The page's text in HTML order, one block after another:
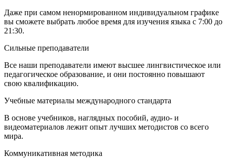
Даже при самом ненормированном индивидуальном графике
вы сможете выбрать любое время для изучения языка с 7:00 до
21:30.
Сильные преподаватели
Все наши преподаватели имеют высшее лингвистическое или
педагогическое образование, и они постоянно повышают
свою квалификацию.
Учебные материалы международного стандарта
В основе учебников, наглядных пособий, аудио- и
видеоматериалов лежит опыт лучших методистов со всего
мира.
Коммуникативная методика